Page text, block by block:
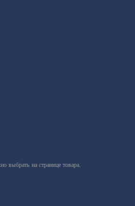
выбрать на странице товара.